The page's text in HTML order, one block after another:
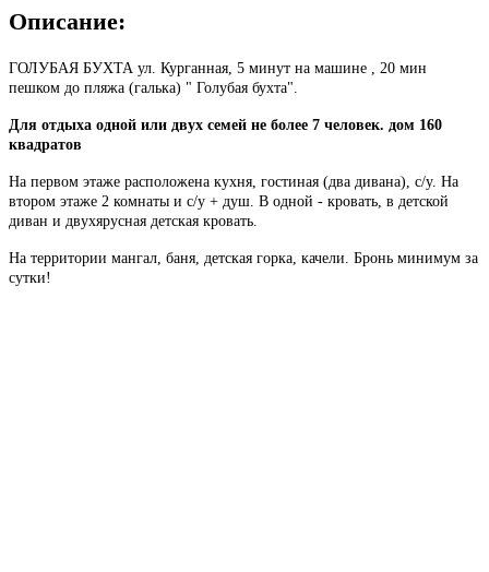
Описание:
ГОЛУБАЯ БУХТА ул. Курганная, 5 минут на машине , 20 мин
пешком до пляжа (галька) " Голубая бухта".
Для отдыха одной или двух семей не более 7 человек. дом 160
квадратов
На первом этаже расположена кухня, гостиная (два дивана), с/у. На
втором этаже 2 комнаты и с/у + душ. В одной - кровать, в детской
диван и двухярусная детская кровать.
На территории мангал, баня, детская горка, качели. Бронь минимум за
сутки!